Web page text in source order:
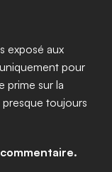
exposé aux
pour
prime sur la
toujours